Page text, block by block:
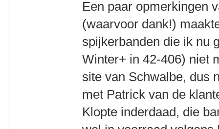
Een paar opmerkingen
(waarvoor dank!)
spijkerbanden die ik nu
Winter+ in 42-406) niet
site van Schwalbe, dus
met Patrick van de
Klopte inderdaad, die